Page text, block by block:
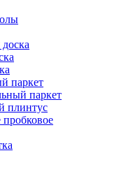
паркет
паркет
плинтус